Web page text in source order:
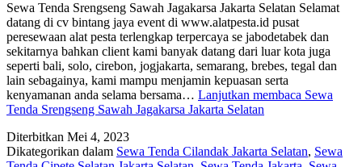
Sewa Tenda Srengseng Sawah Jagakarsa Jakarta Selatan Selamat
datang di cv bintang jaya event di www.alatpesta.id pusat
peresewaan alat pesta terlengkap terpercaya se jabodetabek dan
sekitarnya bahkan client kami banyak datang dari luar kota juga
seperti bali, solo, cirebon, jogjakarta, semarang, brebes, tegal dan
lain sebagainya, kami mampu menjamin kepuasan serta
kenyamanan anda selama bersama… Lanjutkan membaca Sewa
Tenda Srengseng Sawah Jagakarsa Jakarta Selatan
Diterbitkan Mei 4, 2023
Dikategorikan dalam Sewa Tenda Cilandak Jakarta Selatan, Sewa